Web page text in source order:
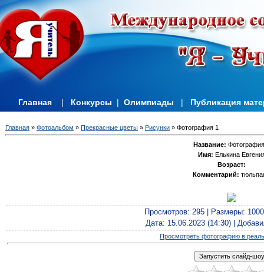
Главная | Конкурсы | Олимпиады | Публикация
Главная » Фотоальбом » Прекрасные цветы » Рисунки » Фотография 1
Название:
Имя: Елькина
Возраст:
Комментарий:
Просмотров: 295 | Размеры:
Дата: 15.06.2023 (14:30) |
Просмотреть фотографию в